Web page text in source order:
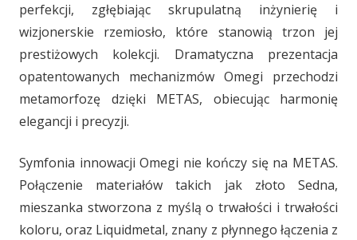
perfekcji, zgłębiając skrupulatną inżynierię i
wizjonerskie rzemiosło, które stanowią trzon jej
prestiżowych kolekcji. Dramatyczna prezentacja
opatentowanych mechanizmów Omegi przechodzi
metamorfozę dzięki METAS, obiecując harmonię
elegancji i precyzji.
Symfonia innowacji Omegi nie kończy się na METAS.
Połączenie materiałów takich jak złoto Sedna,
mieszanka stworzona z myślą o trwałości i trwałości
koloru, oraz Liquidmetal, znany z płynnego łączenia z